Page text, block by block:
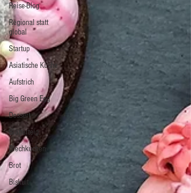
Reise-Blog
Regional statt
global
Startup
Asiatische Küche
Aufstrich
Big Green Egg
Dessert
Blätterteig
Blechkuchen
Brot
Biskuit